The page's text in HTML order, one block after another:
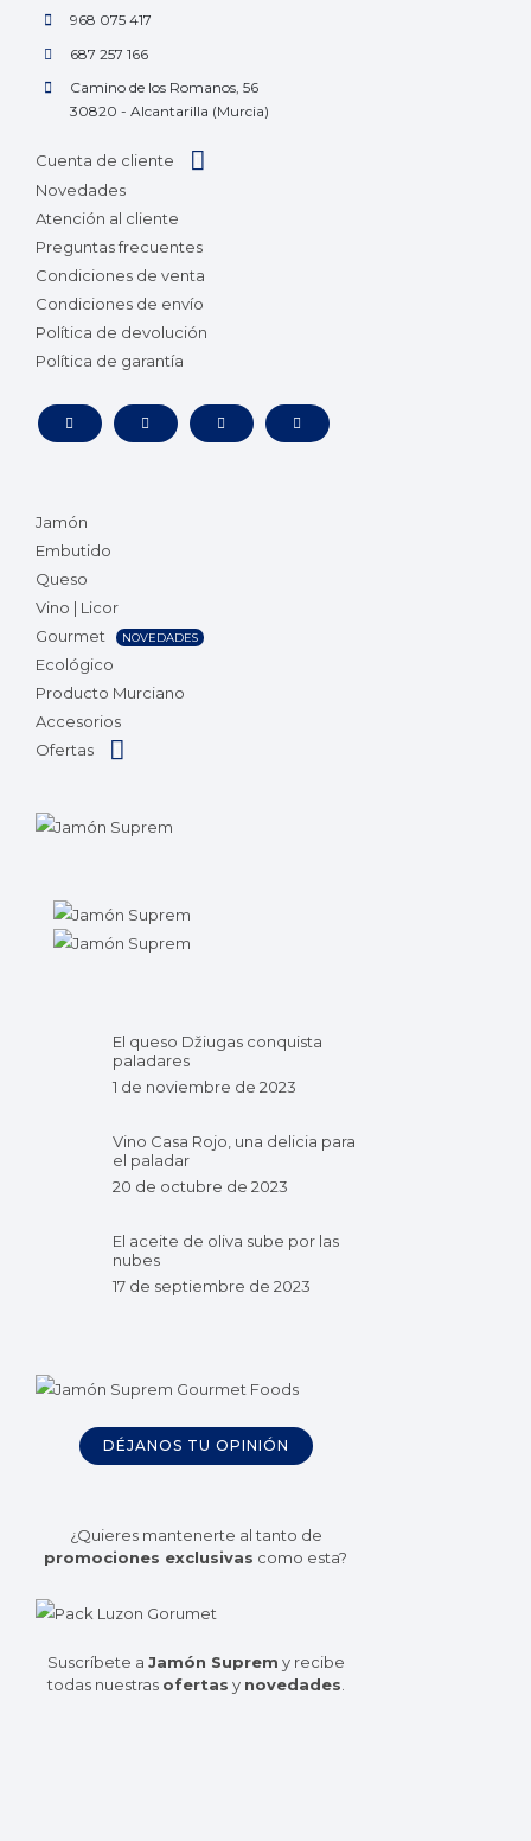
968 075 417
687 257 166
Camino de los Romanos, 56
30820 - Alcantarilla (Murcia)
Cuenta de cliente
Novedades
Atención al cliente
Preguntas frecuentes
Condiciones de venta
Condiciones de envío
Política de devolución
Política de garantía
Jamón
Embutido
Queso
Vino | Licor
Gourmet
NOVEDADES
Ecológico
Producto Murciano
Accesorios
Ofertas
El queso Džiugas conquista
paladares
1 de noviembre de 2023
Vino Casa Rojo, una delicia para
el paladar
20 de octubre de 2023
El aceite de oliva sube por las
nubes
17 de septiembre de 2023
DÉJANOS TU OPINIÓN
¿Quieres mantenerte al tanto de
promociones exclusivas como esta?
Suscríbete a Jamón Suprem y recibe
todas nuestras ofertas y novedades